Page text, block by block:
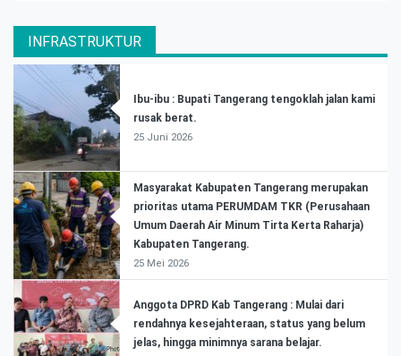
INFRASTRUKTUR
Ibu-ibu : Bupati Tangerang tengoklah jalan kami
rusak berat.
25 Juni 2026
Masyarakat Kabupaten Tangerang merupakan
prioritas utama PERUMDAM TKR (Perusahaan
Umum Daerah Air Minum Tirta Kerta Raharja)
Kabupaten Tangerang.
25 Mei 2026
Anggota DPRD Kab Tangerang : Mulai dari
rendahnya kesejahteraan, status yang belum
jelas, hingga minimnya sarana belajar.